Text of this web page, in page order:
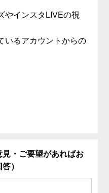
やインスタLIVEの視
いるアカウントからの
・ご要望があればお
）